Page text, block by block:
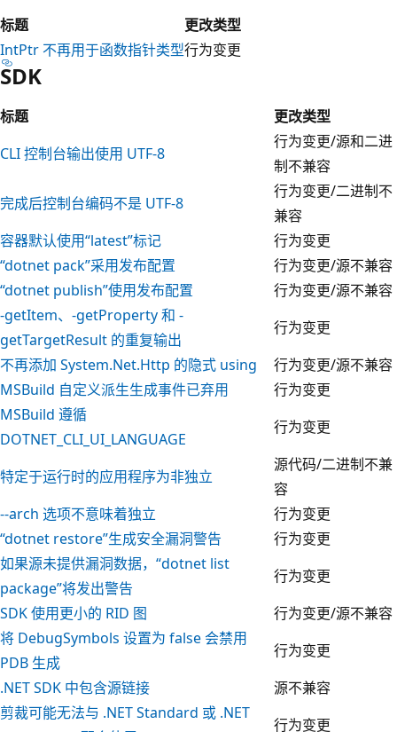
标题
更改类型
IntPtr 不再用于函数指针类型行为变更
SDK
标题
更改类型
CLI 控制台输出使用 UTF-8
行为变更/源和二进
制不兼容
完成后控制台编码不是 UTF-8
行为变更/二进制不
兼容
容器默认使用“latest”标记
行为变更
“dotnet pack”采用发布配置
行为变更/源不兼容
“dotnet publish”使用发布配置
行为变更/源不兼容
-getItem、-getProperty 和 -
getTargetResult 的重复输出
行为变更
不再添加 System.Net.Http 的隐式 using
行为变更/源不兼容
MSBuild 自定义派生生成事件已弃用
行为变更
MSBuild 遵循
DOTNET_CLI_UI_LANGUAGE
行为变更
特定于运行时的应用程序为非独立
源代码/二进制不兼
容
--arch 选项不意味着独立
行为变更
“dotnet restore”生成安全漏洞警告
行为变更
如果源未提供漏洞数据，“dotnet list
package”将发出警告
行为变更
SDK 使用更小的 RID 图
行为变更/源不兼容
将 DebugSymbols 设置为 false 会禁用
PDB 生成
行为变更
.NET SDK 中包含源链接
源不兼容
剪裁可能无法与 .NET Standard 或 .NET
行为变更